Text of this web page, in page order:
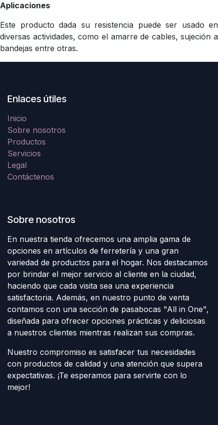
Aplicaciones
Este producto dada su resistencia puede ser usado en
diversas actividades, como el amarre de cables, sujeción a
bandejas entre otras.
Enlaces útiles
Inicio
Sobre nosotros
Productos
Servicios
Legal
Contáctenos
Sobre nosotros
En nuestra tienda ofrecemos una amplia gama de
opciones en artículos de ferretería y una gran
variedad de productos para el hogar. Nos destacamos
por brindar el mejor servicio al cliente en la ciudad,
haciendo que cada visita sea una experiencia
satisfactoria. Además, en nuestro punto de venta
contamos con una sección de pasabocas "All in One",
diseñada para ofrecer opciones prácticas y deliciosas
a nuestros clientes mientras realizan sus compras.
Nuestro compromiso es satisfacer tus necesidades
con productos de calidad y una atención que supera
expectativas. ¡Te esperamos para servirte con lo
mejor!